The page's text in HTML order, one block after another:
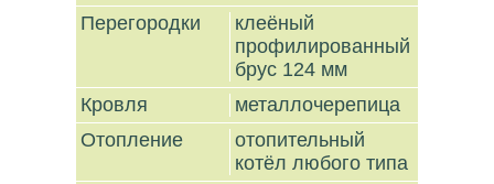
Перегородки
клеёный
профилированный
брус 124 мм
Кровля
металлочерепица
Отопление
отопительный
котёл любого типа